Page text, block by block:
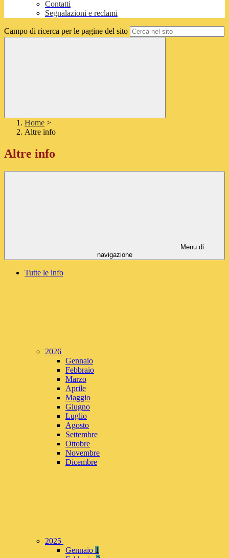
Contatti
Segnalazioni e reclami
Campo di ricerca per le pagine del sito
Home >
Altre info
Altre info
Menu di
navigazione
Tutte le info
2026
Gennaio
Febbraio
Marzo
Aprile
Maggio
Giugno
Luglio
Agosto
Settembre
Ottobre
Novembre
Dicembre
2025
Gennaio 1